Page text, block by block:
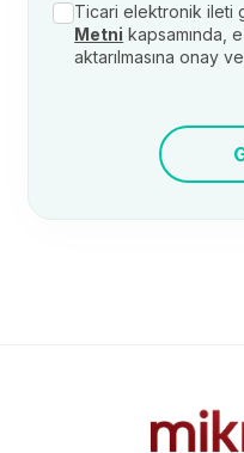
Ticari elektronik ileti
Metni kapsamında,
aktarılmasına onay